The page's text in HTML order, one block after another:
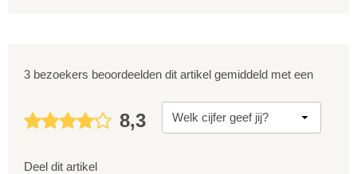
3 bezoekers beoordeelden dit artikel gemiddeld met een
8,3
Deel dit artikel